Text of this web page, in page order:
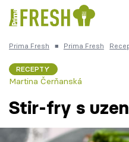
Česká kuchyně
Prima Fresh ■ Prima Fresh
RECEPTY
Martina Čerňanská
Stir-fry s